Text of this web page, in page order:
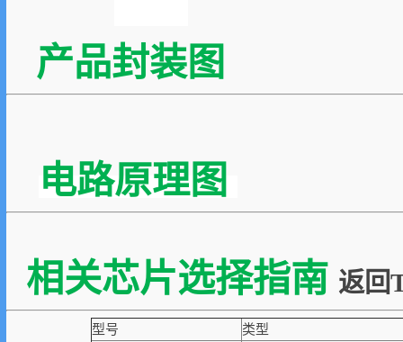
产品封装图
电路原理图
相关芯片选择指南 返回
型号
类型